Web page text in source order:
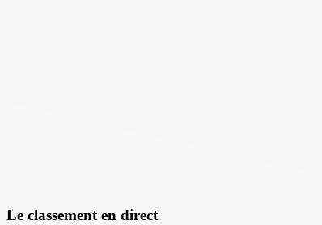
Le classement en direct